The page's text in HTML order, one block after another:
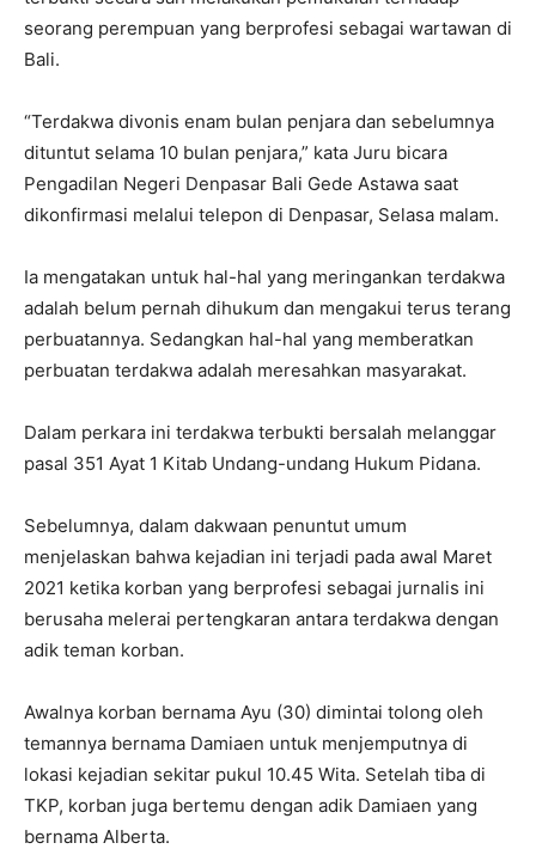
seorang perempuan yang berprofesi sebagai wartawan di
Bali.
“Terdakwa divonis enam bulan penjara dan sebelumnya
dituntut selama 10 bulan penjara,” kata Juru bicara
Pengadilan Negeri Denpasar Bali Gede Astawa saat
dikonfirmasi melalui telepon di Denpasar, Selasa malam.
Ia mengatakan untuk hal-hal yang meringankan terdakwa
adalah belum pernah dihukum dan mengakui terus terang
perbuatannya. Sedangkan hal-hal yang memberatkan
perbuatan terdakwa adalah meresahkan masyarakat.
Dalam perkara ini terdakwa terbukti bersalah melanggar
pasal 351 Ayat 1 Kitab Undang-undang Hukum Pidana.
Sebelumnya, dalam dakwaan penuntut umum
menjelaskan bahwa kejadian ini terjadi pada awal Maret
2021 ketika korban yang berprofesi sebagai jurnalis ini
berusaha melerai pertengkaran antara terdakwa dengan
adik teman korban.
Awalnya korban bernama Ayu (30) dimintai tolong oleh
temannya bernama Damiaen untuk menjemputnya di
lokasi kejadian sekitar pukul 10.45 Wita. Setelah tiba di
TKP, korban juga bertemu dengan adik Damiaen yang
bernama Alberta.